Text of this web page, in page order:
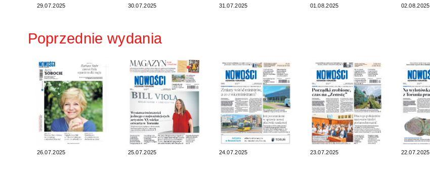
29.07.2025 30.07.2025 31.07.2025 01.08.2025 02.08.2025
Poprzednie wydania
26.07.2025 25.07.2025 24.07.2025 23.07.2025 22.07.2025